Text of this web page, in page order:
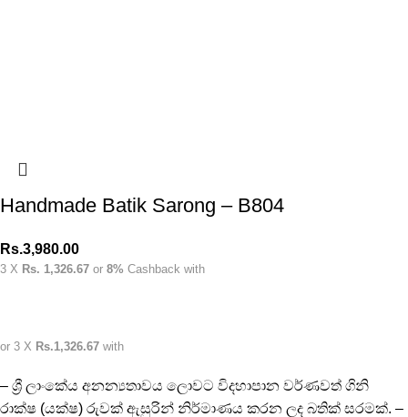
Handmade Batik Sarong – B804
Rs.3,980.00
3 X Rs. 1,326.67 or 8% Cashback with
or 3 X Rs.1,326.67 with
– ශ්‍රී ලාංකේය අනන්‍යතාවය ලොවට විදහාපාන වර්ණවත් ගිනි
රාක්ෂ (යක්ෂ) රුවක් ඇසුරින් නිර්මාණය කරන ලද බතික් සරමක්. –